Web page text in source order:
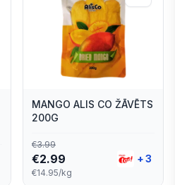
MANGO ALIS CO ŽĀVĒTS
200G
€3.99
€2.99
€14.95/kg
+3